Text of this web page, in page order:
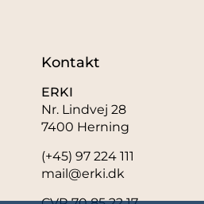
Kontakt
ERKI
Nr. Lindvej 28
7400 Herning
(+45) 97 224 111
mail@erki.dk